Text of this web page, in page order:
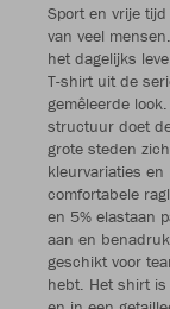
Sport en vrije
van veel
het dagelijks
T-shirt uit de
gemêleerde
structuur doet
grote steden
kleurvariaties
comfortabele
en 5% elastaan
aan en
geschikt voor
hebt. Het shirt is